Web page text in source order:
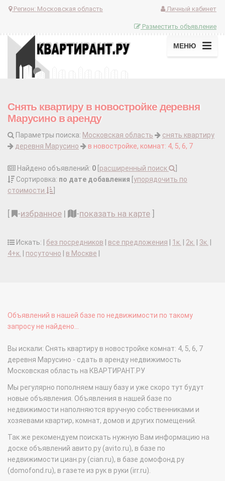
Регион: Московская область Личный кабинет
Разместить объявление
МЕНЮ
Снять квартиру в новостройке деревня
Марусино в аренду
Параметры поиска: Московская область
снять квартиру
деревня Марусино
в новостройке, комнат: 4, 5, 6, 7
Найдено объявлений: 0 расширенный поиск
Сортировка: по дате добавления упорядочить по
стоимости
-избранное | -показать на карте
Искать: | без посредников все предложения 1к. 2к. 3к.
4+к.
посуточно в Москве
Объявлений в нашей базе по недвижимости по такому
запросу не найдено...
Вы искали: Снять квартиру в новостройке комнат: 4, 5, 6, 7
деревня Марусино - сдать в аренду недвижимость
Московская область на КВАРТИРАНТ.РУ
Мы регулярно пополняем нашу базу и уже скоро тут будут
новые объявления. Объявления в нашей базе по
недвижимости наполняются вручную собственниками и
хозяевами квартир, комнат, домов и других помещений.
Так же рекомендуем поискать нужную Вам информацию на
доске объявлений авито.ру (avito.ru), в базе по
недвижимости циан.ру (cian.ru), в базе домофонд.ру
(domofond.ru), в газете из рук в руки (irr.ru).